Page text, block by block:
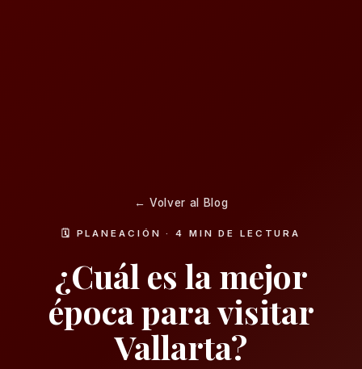
← Volver al Blog
🗓️ PLANEACIÓN · 4 MIN DE LECTURA
¿Cuál es la mejor
época para visitar
Vallarta?